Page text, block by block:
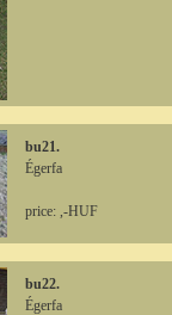
bu21.
Égerfa
price: ,-HUF
bu22.
Égerfa